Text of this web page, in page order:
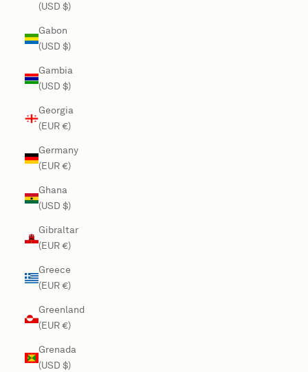
(USD $)
Gabon
(USD $)
Gambia
(USD $)
Georgia
(EUR €)
Germany
(EUR €)
Ghana
(USD $)
Gibraltar
(EUR €)
Greece
(EUR €)
Greenland
(EUR €)
Grenada
(USD $)